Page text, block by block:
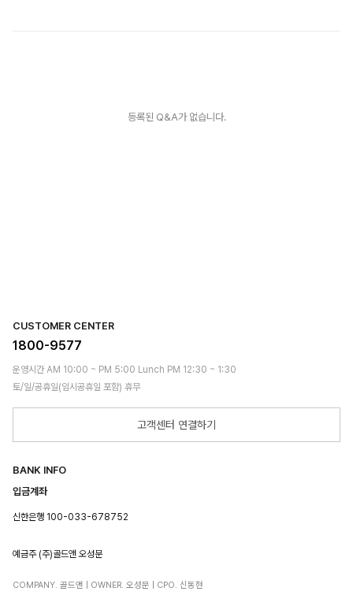
등록된 Q&A가 없습니다.
CUSTOMER CENTER
1800-9577
운영시간 AM 10:00 ~ PM 5:00 Lunch PM 12:30 ~ 1:30
토/일/공휴일(임시공휴일 포함) 휴무
고객센터 연결하기
BANK INFO
입금계좌
신한은행 100-033-678752
예금주 (주)골드앤 오성문
COMPANY. 골드앤 | OWNER. 오성문 | CPO. 신동현